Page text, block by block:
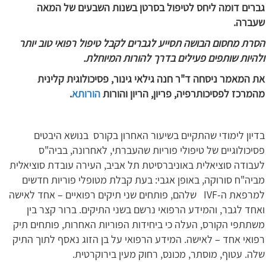
גברים דומה ליחס לטיפול בסרטן בשנות השבעים של המאה
שעברה.
הסרת מחסום הבושה תסייע לגברים לקבל טיפול רפואי טוב יותר
ולהיות שותפים פעילים בדרך להורות המיוחלת.
את המאמר ניסחה ד"ר חנה גילאי גינור, פסיכולוגית קלינית
מהמרכז לפסיכותרפיה, פריון, הריון והורותהורותא.
בדיון לימודי שהתקיים בשיעור האחרון בקורס בנושא היבטים
פסיכולוגיים של טיפולי פוריות שהעברתי, לאחרונה, בביה"ס
לעבודה סוציאלית באוניברסיטת תל אביב, העירה עובדת סוציאלית
מביה"ח סורוקה, באופן אגבי: בעת קבלת מטופלי פוריות חדשים
למרפאת ה-IVF שלהם, פותחים שני תיקים רפואיים – אחד לאישה
ואחד לגבר, והמידע הרפואי נרשם בשני התיקים. ברור קצר בין
משתתפי הקורס, העלה כי ביחידות הפוריות האחרות, פותחים תיק
רפואי אחד – לאישה. המידע הרפואי על בן הזוג נאסף לתוך התיק
שלה. עטוף, מוסתר, מכונס, רחוק מעין בירוקרטית.